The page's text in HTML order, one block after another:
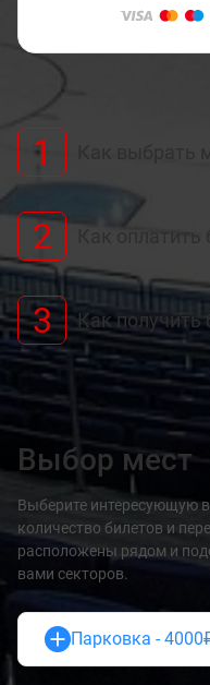
1
2
3 Как получить
Выбор мест
Выберите интересующую
количество билетов и
расположены рядом и
вами секторов.
Парковка -